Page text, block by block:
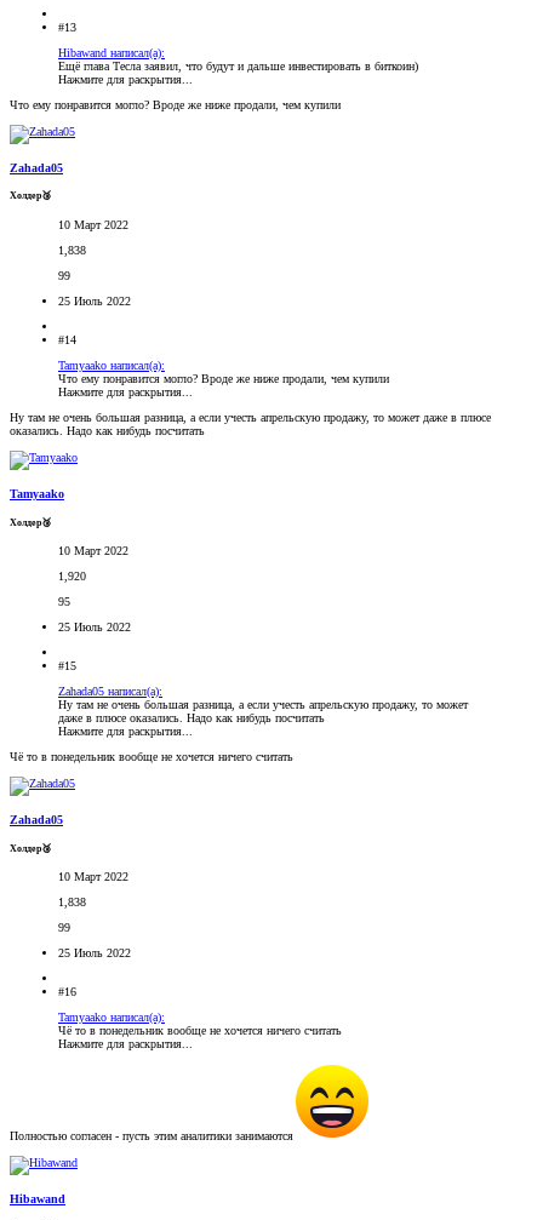
#13
Hibawand написал(а):
Ещё глава Тесла заявил, что будут и дальше инвестировать в биткоин)
Нажмите для раскрытия...
Что ему понравится могло? Вроде же ниже продали, чем купили
Zahada05
Холдер🥉
10 Март 2022
1,838
99
25 Июль 2022
#14
Tamyaako написал(а):
Что ему понравится могло? Вроде же ниже продали, чем купили
Нажмите для раскрытия...
Ну там не очень большая разница, а если учесть апрельскую продажу, то может даже в плюсе
оказались. Надо как нибудь посчитать
Tamyaako
Холдер🥉
10 Март 2022
1,920
95
25 Июль 2022
#15
Zahada05 написал(а):
Ну там не очень большая разница, а если учесть апрельскую продажу, то может
даже в плюсе оказались. Надо как нибудь посчитать
Нажмите для раскрытия...
Чё то в понедельник вообще не хочется ничего считать
Zahada05
Холдер🥉
10 Март 2022
1,838
99
25 Июль 2022
#16
Tamyaako написал(а):
Чё то в понедельник вообще не хочется ничего считать
Нажмите для раскрытия...
Полностью согласен - пусть этим аналитики занимаются
Hibawand